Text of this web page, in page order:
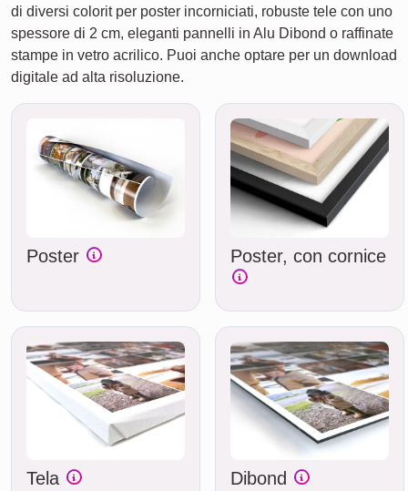
di diversi colorit per poster incorniciati, robuste tele con uno
spessore di 2 cm, eleganti pannelli in Alu Dibond o raffinate
stampe in vetro acrilico. Puoi anche optare per un download
digitale ad alta risoluzione.
Poster Poster, con cornice
Tela Dibond